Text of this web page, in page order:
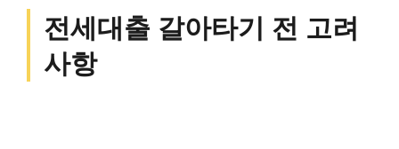
전세대출 갈아타기 전 고려
사항